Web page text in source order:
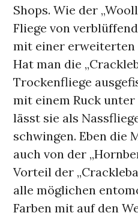
Shops. Wie der
Fliege von
mit einer
Hat man die
Trockenfliege
mit einem Ruck
lässt sie als
schwingen. Eben die
auch von der
Vorteil der
alle möglichen
Farben mit auf den